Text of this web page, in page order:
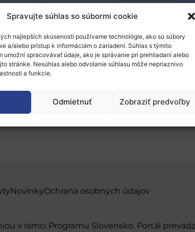
Spravujte súhlas so súbormi cookie
najlepších skúseností používame technológie, ako sú súbory
a/alebo prístup k informáciám o zariadení. Súhlas s týmito
umožní spracovávať údaje, ako je správanie pri prehliadaní alebo
stránke. Nesúhlas alebo odvolanie súhlasu môže nepriaznivo
a funkcie.
Odmietnuť Zobraziť predvoľby
NovinkyOchrana osobných údajov
v rámci Programu Slovensko. Portál